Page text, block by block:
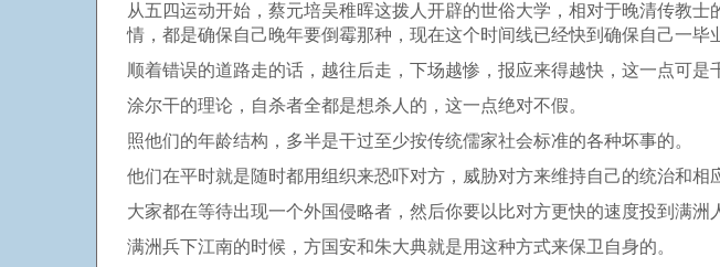
从五四运动开始，蔡元培吴稚晖这拨人开辟的世俗大学，相对于晚清传教
情，都是确保自己晚年要倒霉那种，现在这个时间线已经快到确保自己一毕
顺着错误的道路走的话，越往后走，下场越惨，报应来得越快，这一点可是
涂尔干的理论，自杀者全都是想杀人的，这一点绝对不假。
照他们的年龄结构，多半是干过至少按传统儒家社会标准的各种坏事的。
他们在平时就是随时都用组织来恐吓对方，威胁对方来维持自己的统治和相
大家都在等待出现一个外国侵略者，然后你要以比对方更快的速度投到满洲
满洲兵下江南的时候，方国安和朱大典就是用这种方式来保卫自身的。